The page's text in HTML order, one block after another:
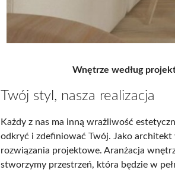
Wnętrze według
Twój styl, nasza realizacja
Każdy z nas ma inną wrażliwość
odkryć i zdefiniować Twój. Jako architekt
rozwiązania projektowe. Aranżacja
stworzymy przestrzeń, która będzie w